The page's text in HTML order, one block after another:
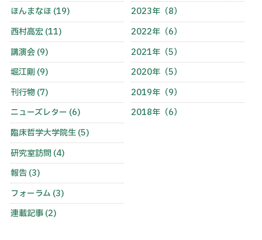
ほんまなほ (19)
西村高宏 (11)
講演会 (9)
堀江剛 (9)
刊行物 (7)
ニューズレター (6)
臨床哲学大学院生 (5)
研究室訪問 (4)
報告 (3)
フォーラム (3)
連載記事 (2)
2023年（8）
2022年（6）
2021年（5）
2020年（5）
2019年（9）
2018年（6）